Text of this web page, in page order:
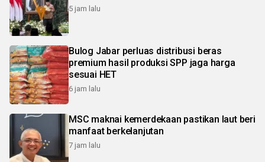
5 jam lalu
Bulog Jabar perluas distribusi beras
premium hasil produksi SPP jaga harga
sesuai HET
6 jam lalu
MSC maknai kemerdekaan pastikan laut beri
manfaat berkelanjutan
7 jam lalu